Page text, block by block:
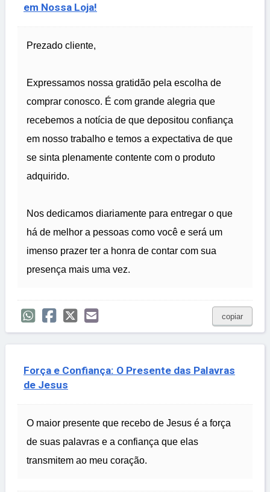
em Nossa Loja!
Prezado cliente,
Expressamos nossa gratidão pela escolha de
comprar conosco. É com grande alegria que
recebemos a notícia de que depositou confiança
em nosso trabalho e temos a expectativa de que
se sinta plenamente contente com o produto
adquirido.
Nos dedicamos diariamente para entregar o que
há de melhor a pessoas como você e será um
imenso prazer ter a honra de contar com sua
presença mais uma vez.
copiar
Força e Confiança: O Presente das Palavras
de Jesus
O maior presente que recebo de Jesus é a força
de suas palavras e a confiança que elas
transmitem ao meu coração.